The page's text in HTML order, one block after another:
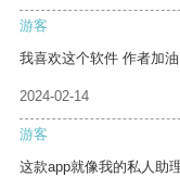
游客
我喜欢这个软件 作者加油
2024-02-14
游客
这款app就像我的私人助